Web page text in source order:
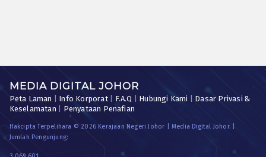
MEDIA DIGITAL JOHOR
Peta Laman Info Korporat| F.A.Q Hubungi Kami
Dasar Privasi &
Keselamatan
Penyataan Penafian
Hakcipta Terpelihara © 2026 Kerajaan Negeri Johor | Media Digital Johor. |
Jumlah Pengunjung: